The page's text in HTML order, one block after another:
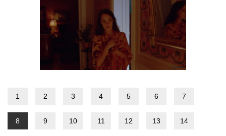
1 2 3 4 5 6 7
8 9 10 11 12 13 14